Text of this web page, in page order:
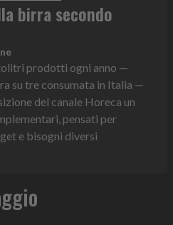
birra secondo
prodotti ogni anno —
su tre consumata in Italia —
del canale Horeca un
pensati per
e bisogni diversi